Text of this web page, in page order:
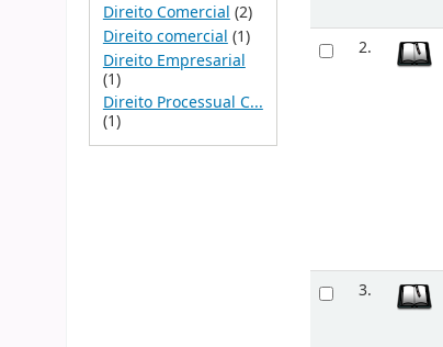
Direito Comercial (2)
Direito comercial (1)
Direito Empresarial
(1)
Direito Processual C...
(1)
2.
3.